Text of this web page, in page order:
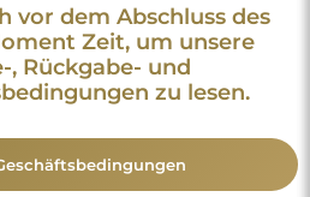
vor dem Abschluss des
Zeit, um unsere
, Rückgabe- und
zu lesen.